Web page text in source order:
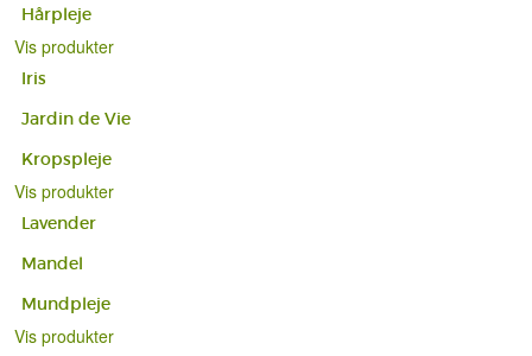
Hårpleje
Vis produkter
Iris
Jardin de Vie
Kropspleje
Vis produkter
Lavender
Mandel
Mundpleje
Vis produkter